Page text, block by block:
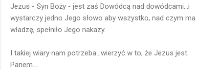
Jezus - Syn Boży - jest zaś Dowódcą nad dowódcami...i
wystarczy jedno Jego słowo aby wszystko, nad czym ma
władzę, spełniło Jego nakazy.
I takiej wiary nam potrzeba...wierzyć w to, że Jezus jest
Panem...